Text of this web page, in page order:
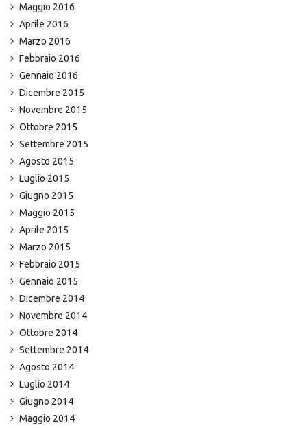
Maggio 2016
Aprile 2016
Marzo 2016
Febbraio 2016
Gennaio 2016
Dicembre 2015
Novembre 2015
Ottobre 2015
Settembre 2015
Agosto 2015
Luglio 2015
Giugno 2015
Maggio 2015
Aprile 2015
Marzo 2015
Febbraio 2015
Gennaio 2015
Dicembre 2014
Novembre 2014
Ottobre 2014
Settembre 2014
Agosto 2014
Luglio 2014
Giugno 2014
Maggio 2014